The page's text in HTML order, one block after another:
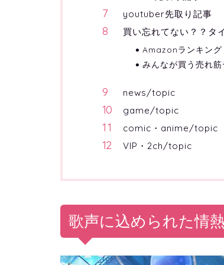
youtuber先取り記事
買い忘れてない？？タ
Amazonランキング
みんなが買う売れ筋
news/topic
game/topic
comic・anime/topic
VIP・2ch/topic
歌声に込められた情